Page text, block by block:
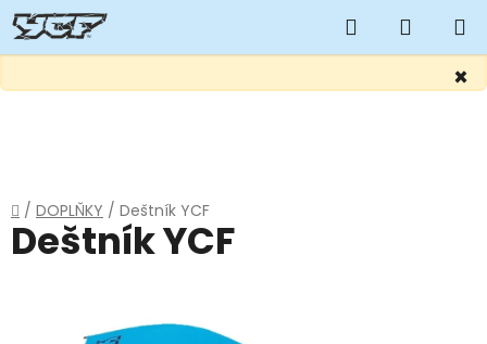
×
Hledat
KOŠÍK
Domů
/ DOPLŇKY / Deštník YCF
Deštník YCF